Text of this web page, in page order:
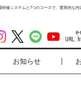
修システムと7つのコースで、驚異的な
URL:
お知らせ